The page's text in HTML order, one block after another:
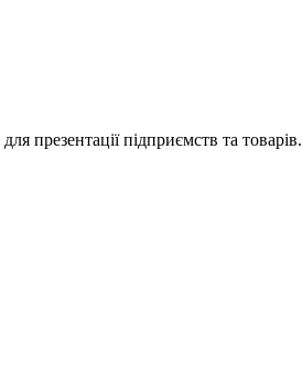
презентації підприємств та товарів.